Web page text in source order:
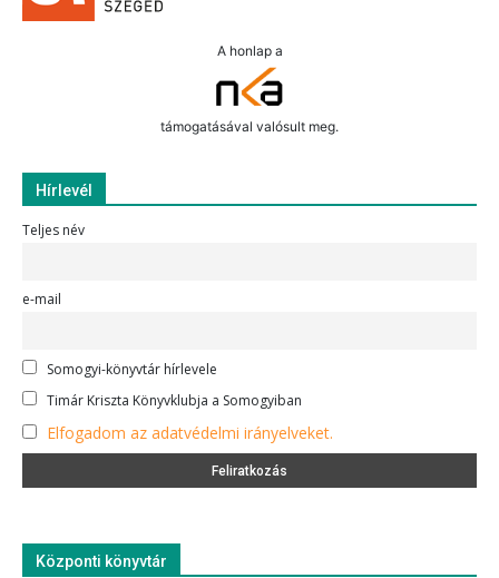
A honlap a
támogatásával valósult meg.
Hírlevél
Teljes név
e-mail
Somogyi-könyvtár hírlevele
Timár Kriszta Könyvklubja a Somogyiban
Elfogadom az adatvédelmi irányelveket.
Központi könyvtár